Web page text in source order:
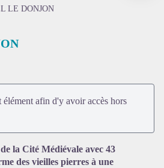
Voir l'image en plein écran
LE DONJON
élément afin d'y avoir accès hors
la Cité Médiévale avec 43
des vieilles pierres à une